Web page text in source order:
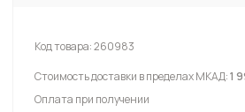
Код товара:260983
Стоимость доставки в пределах МКАД:1
Оплата при получении